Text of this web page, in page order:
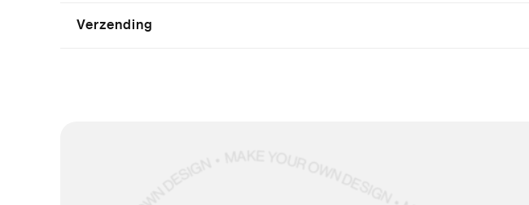
Verzending